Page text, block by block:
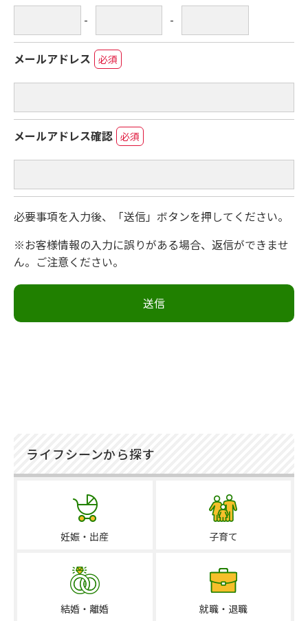
- -
メールアドレス 必須
メールアドレス確認 必須
必要事項を入力後、「送信」ボタンを押してください。
※お客様情報の入力に誤りがある場合、返信ができませ
ん。ご注意ください。
ライフシーンから探す
妊娠・出産 子育て
結婚・離婚 就職・退職